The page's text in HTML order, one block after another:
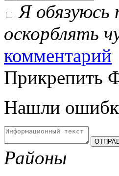
Я
оскорблять
комментарий
Прикрепить
Нашли
Районы